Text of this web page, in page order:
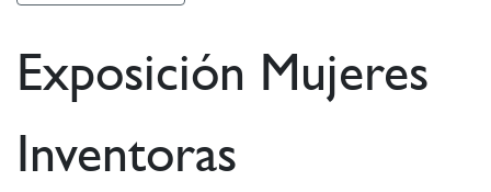
Exposición Mujeres
Inventoras